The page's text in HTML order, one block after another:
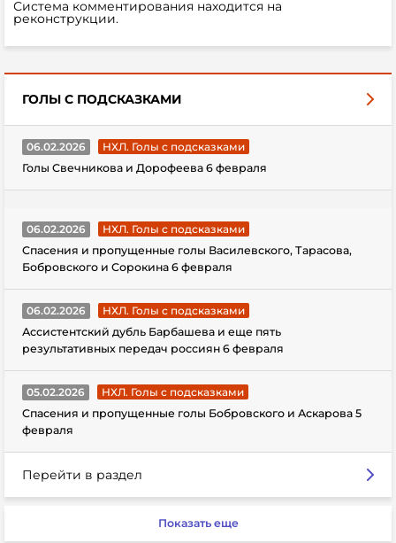
Система комментирования находится на
реконструкции.
ГОЛЫ С ПОДСКАЗКАМИ
06.02.2026
НХЛ. Голы с подсказками
Голы Свечникова и Дорофеева 6 февраля
06.02.2026
НХЛ. Голы с подсказками
Спасения и пропущенные голы Василевского, Тарасова,
Бобровского и Сорокина 6 февраля
06.02.2026
НХЛ. Голы с подсказками
Ассистентский дубль Барбашева и еще пять
результативных передач россиян 6 февраля
05.02.2026
НХЛ. Голы с подсказками
Спасения и пропущенные голы Бобровского и Аскарова 5
февраля
Перейти в раздел
Показать еще